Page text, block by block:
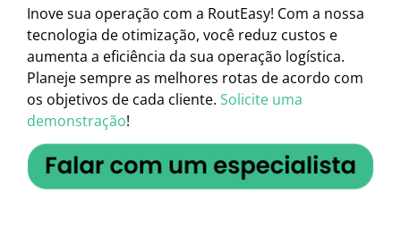
Inove sua operação com a RoutEasy! Com a nossa
tecnologia de otimização, você reduz custos e
aumenta a eficiência da sua operação logística.
Planeje sempre as melhores rotas de acordo com
os objetivos de cada cliente. Solicite uma
demonstração!